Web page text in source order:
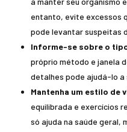
entanto, evite excessos
pode levantar suspeitas
Informe-se sobre o
próprio método e janela
detalhes pode ajudá-lo a
Mantenha um estilo de
equilibrada e exercícios
só ajuda na saúde geral,